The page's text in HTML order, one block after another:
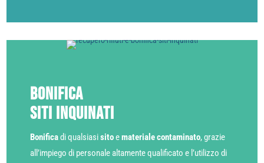
Bonifica
siti inquinati
Bonificadi qualsiasisitoemateriale contaminato, grazie
all’impiego di personale altamente qualificato e l’utilizzo di